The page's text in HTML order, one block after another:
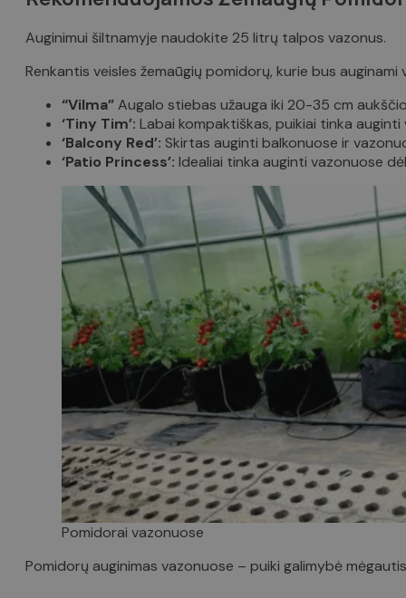
Auginimui šiltnamyje naudokite 25 litrų talpos vazonus.
Renkantis veisles žemaūgių pomidorų, kurie bus
“Vilma”Augalo stiebas užauga iki 20-35 cm
‘Tiny Tim’: Labai kompaktiškas, puikiai tinka
‘Balcony Red’: Skirtas auginti balkonuose ir
‘Patio Princess’: Idealiai tinka auginti vazonuose
Pomidorai vazonuose
Pomidorų auginimas vazonuose – puiki galimybė